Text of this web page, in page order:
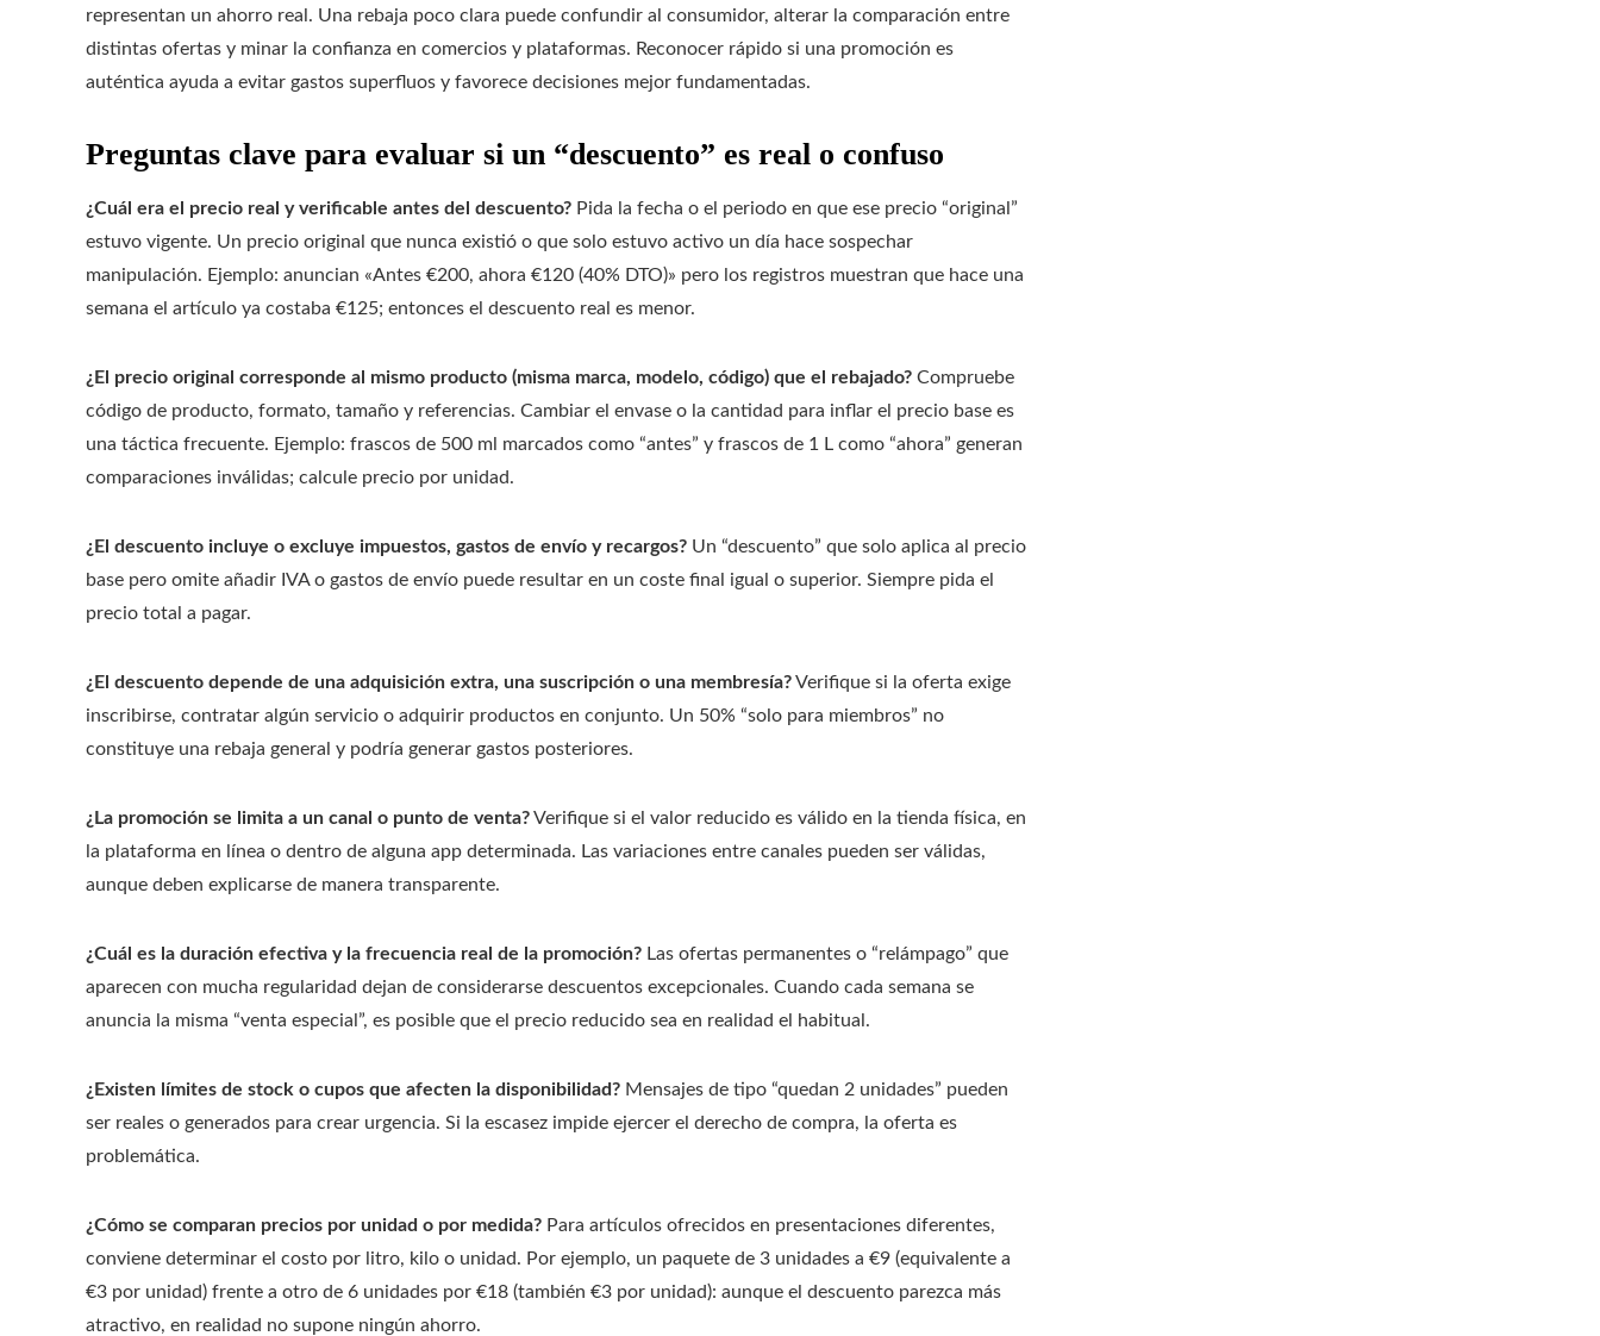
representan un ahorro real. Una rebaja poco clara puede confundir al consumidor, alterar la comparación entre
distintas ofertas y minar la confianza en comercios y plataformas. Reconocer rápido si una promoción es
auténtica ayuda a evitar gastos superfluos y favorece decisiones mejor fundamentadas.
Preguntas clave para evaluar si un “descuento” es real o confuso
¿Cuál era el precio real y verificable antes del descuento? Pida la fecha o el periodo en que ese precio “original”
estuvo vigente. Un precio original que nunca existió o que solo estuvo activo un día hace sospechar
manipulación. Ejemplo: anuncian «Antes €200, ahora €120 (40% DTO)» pero los registros muestran que hace una
semana el artículo ya costaba €125; entonces el descuento real es menor.
¿El precio original corresponde al mismo producto (misma marca, modelo, código) que el rebajado? Compruebe
código de producto, formato, tamaño y referencias. Cambiar el envase o la cantidad para inflar el precio base es
una táctica frecuente. Ejemplo: frascos de 500 ml marcados como “antes” y frascos de 1 L como “ahora” generan
comparaciones inválidas; calcule precio por unidad.
¿El descuento incluye o excluye impuestos, gastos de envío y recargos? Un “descuento” que solo aplica al precio
base pero omite añadir IVA o gastos de envío puede resultar en un coste final igual o superior. Siempre pida el
precio total a pagar.
¿El descuento depende de una adquisición extra, una suscripción o una membresía?Verifique si la oferta exige
inscribirse, contratar algún servicio o adquirir productos en conjunto. Un 50% “solo para miembros” no
constituye una rebaja general y podría generar gastos posteriores.
¿La promoción se limita a un canal o punto de venta?Verifique si el valor reducido es válido en la tienda física, en
la plataforma en línea o dentro de alguna app determinada. Las variaciones entre canales pueden ser válidas,
aunque deben explicarse de manera transparente.
¿Cuál es la duración efectiva y la frecuencia real de la promoción? Las ofertas permanentes o “relámpago” que
aparecen con mucha regularidad dejan de considerarse descuentos excepcionales. Cuando cada semana se
anuncia la misma “venta especial”, es posible que el precio reducido sea en realidad el habitual.
¿Existen límites de stock o cupos que afecten la disponibilidad? Mensajes de tipo “quedan 2 unidades” pueden
ser reales o generados para crear urgencia. Si la escasez impide ejercer el derecho de compra, la oferta es
problemática.
¿Cómo se comparan precios por unidad o por medida? Para artículos ofrecidos en presentaciones diferentes,
conviene determinar el costo por litro, kilo o unidad. Por ejemplo, un paquete de 3 unidades a €9 (equivalente a
€3 por unidad) frente a otro de 6 unidades por €18 (también €3 por unidad): aunque el descuento parezca más
atractivo, en realidad no supone ningún ahorro.